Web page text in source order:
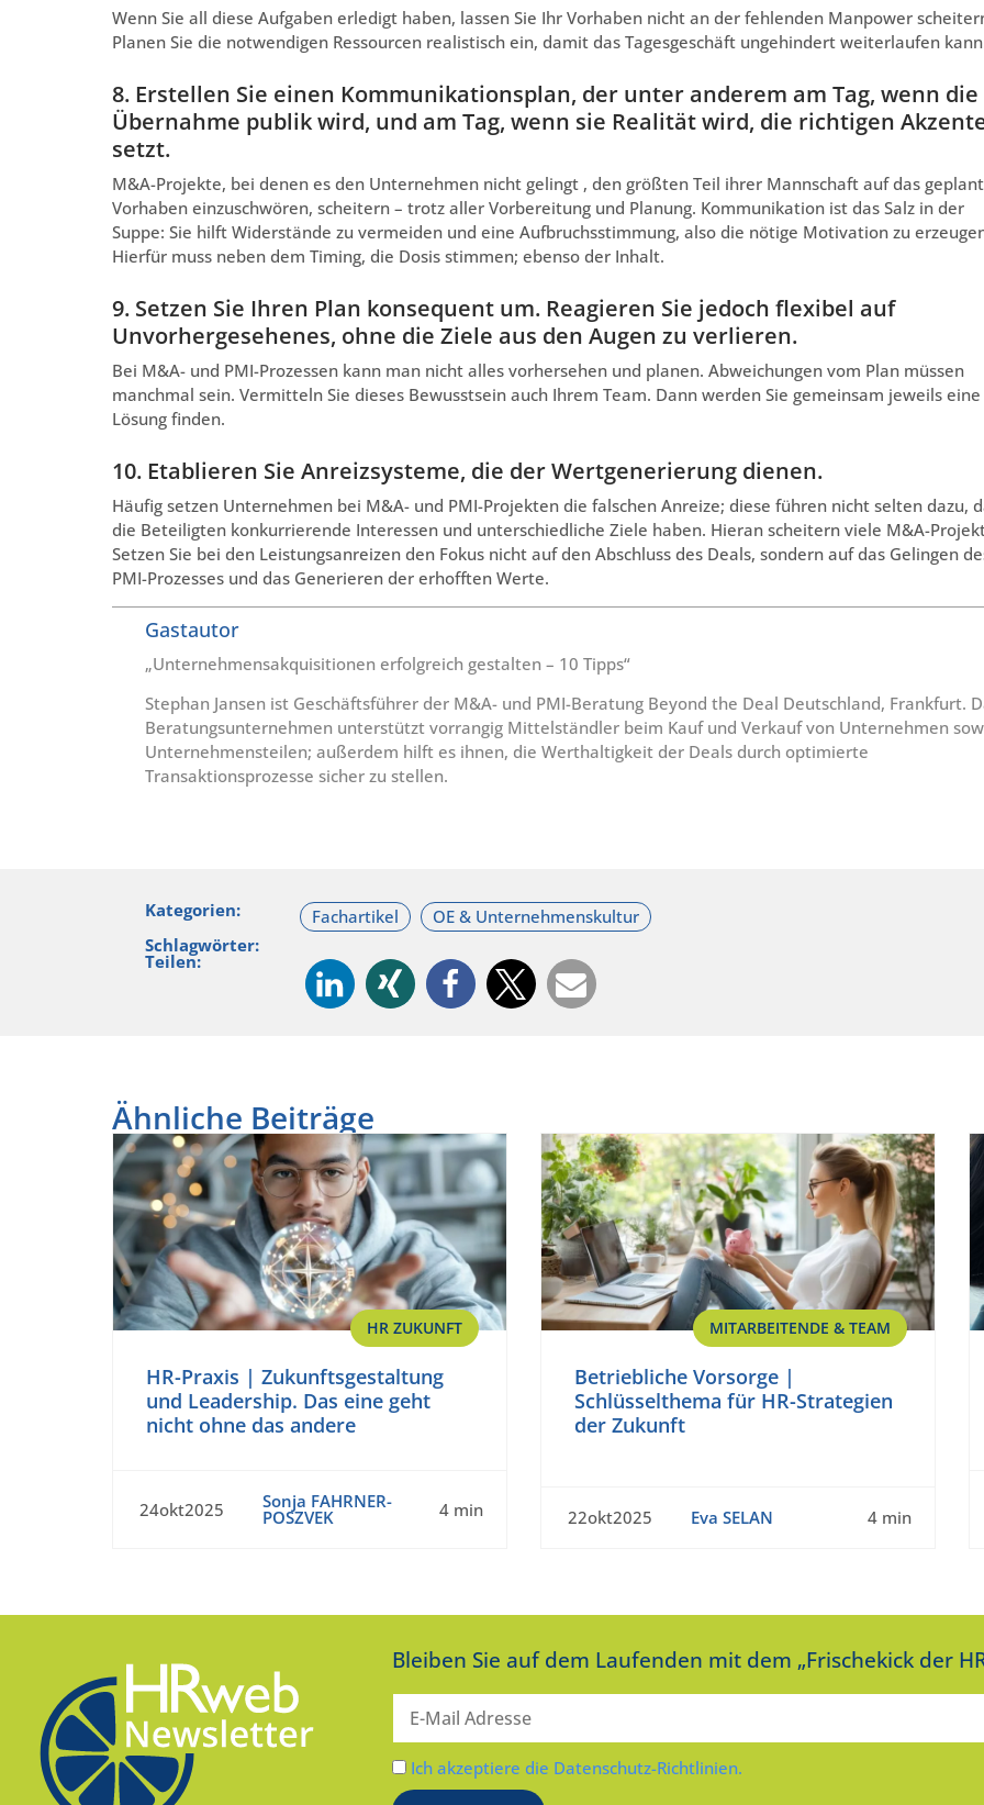
Wenn Sie all diese Aufgaben erledigt haben, lassen Sie Ihr Vorhaben nicht an der fehlenden Manpower
Planen Sie die notwendigen Ressourcen realistisch ein, damit das Tagesgeschäft ungehindert weiterlaufen
8. Erstellen Sie einen Kommunikationsplan, der unter anderem am Tag, wenn die
Übernahme publik wird, und am Tag, wenn sie Realität wird, die richtigen
setzt.
M&A-Projekte, bei denen es den Unternehmen nicht gelingt , den größten Teil ihrer Mannschaft auf das
Vorhaben einzuschwören, scheitern – trotz aller Vorbereitung und Planung. Kommunikation ist das Salz in der
Suppe: Sie hilft Widerstände zu vermeiden und eine Aufbruchsstimmung, also die nötige Motivation zu
Hierfür muss neben dem Timing, die Dosis stimmen; ebenso der Inhalt.
9. Setzen Sie Ihren Plan konsequent um. Reagieren Sie jedoch flexibel auf
Unvorhergesehenes, ohne die Ziele aus den Augen zu verlieren.
Bei M&A- und PMI-Prozessen kann man nicht alles vorhersehen und planen. Abweichungen vom Plan müssen
manchmal sein. Vermitteln Sie dieses Bewusstsein auch Ihrem Team. Dann werden Sie gemeinsam jeweils eine
Lösung finden.
10. Etablieren Sie Anreizsysteme, die der Wertgenerierung dienen.
Häufig setzen Unternehmen bei M&A- und PMI-Projekten die falschen Anreize; diese führen nicht selten dazu,
die Beteiligten konkurrierende Interessen und unterschiedliche Ziele haben. Hieran scheitern viele M&A-
Setzen Sie bei den Leistungsanreizen den Fokus nicht auf den Abschluss des Deals, sondern auf das Gelingen
PMI-Prozesses und das Generieren der erhofften Werte.
Gastautor
„Unternehmensakquisitionen erfolgreich gestalten – 10 Tipps“
Stephan Jansen ist Geschäftsführer der M&A- und PMI-Beratung Beyond the Deal Deutschland, Frankfurt.
Beratungsunternehmen unterstützt vorrangig Mittelständler beim Kauf und Verkauf von Unternehmen
Unternehmensteilen; außerdem hilft es ihnen, die Werthaltigkeit der Deals durch optimierte
Transaktionsprozesse sicher zu stellen.
Kategorien:
Schlagwörter:
Teilen:
Ähnliche Beiträge
HR ZUKUNFT
HR-Praxis | Zukunftsgestaltung
und Leadership. Das eine geht
nicht ohne das andere
24okt2025 Sonja FAHRNER-
POSZVEK 4 min
MITARBEITENDE & TEAM
Betriebliche Vorsorge |
Schlüsselthema für HR-Strategien
der Zukunft
22okt2025 Eva SELAN 4 min
Bleiben Sie auf dem Laufenden mit dem „Frischekick der
Ich akzeptiere die Datenschutz-Richtlinien.